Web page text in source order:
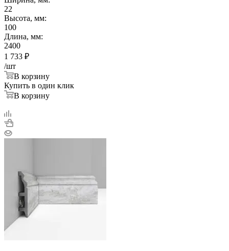
22
Высота, мм:
100
Длина, мм:
2400
1 733 ₽
/шт
В корзину
Купить в один клик
В корзину